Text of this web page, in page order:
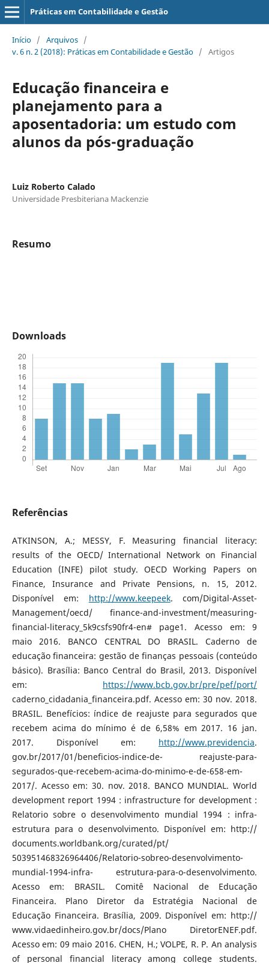
Práticas em Contabilidade e Gestão
Início / Arquivos /
v. 6 n. 2 (2018): Práticas em Contabilidade e Gestão / Artigos
Educação financeira e
planejamento para a
aposentadoria: um estudo com
alunos da pós-graduação
Luiz Roberto Calado
Universidade Presbiteriana Mackenzie
Resumo
Downloads
Referências
ATKINSON, A.; MESSY, F. Measuring financial literacy:
results of the OECD/ International Network on Financial
Education (INFE) pilot study. OECD Working Papers on
Finance, Insurance and Private Pensions, n. 15, 2012.
Disponível em: http://www.keepeek. com/Digital-Asset-
Management/oecd/ finance-and-investment/measuring-
financial-literacy_5k9csfs90fr4-en# page1. Acesso em: 9
maio 2016. BANCO CENTRAL DO BRASIL. Caderno de
educação financeira: gestão de finanças pessoais (conteúdo
básico). Brasília: Banco Central do Brasil, 2013. Disponível
em: https://www.bcb.gov.br/pre/pef/port/
caderno_cidadania_financeira.pdf. Acesso em: 30 nov. 2018.
BRASIL. Benefícios: índice de reajuste para segurados que
recebem acima do mínimo é de 6,58% em 2017. 16 jan.
2017. Disponível em: http://www.previdencia.
gov.br/2017/01/beneficios-indice-de- reajuste-para-
segurados-que-recebem-acima-do-minimo-e-de-658-em-
2017/. Acesso em: 30. nov. 2018. BANCO MUNDIAL. World
development report 1994 : infrastructure for development :
Relatorio sobre o desenvolvimento mundial 1994 : infra-
estrutura para o desenvolvimento. Disponível em: http://
documents.worldbank.org/curated/pt/
503951468326964406/Relatorio-sobreo-desenvolvimento-
mundial-1994-infra- estrutura-para-o-desenvolvimento.
Acesso em: BRASIL. Comitê Nacional de Educação
Financeira. Plano Diretor da Estratégia Nacional de
Educação Financeira. Brasília, 2009. Disponível em: http://
www.vidaedinheiro.gov.br/docs/Plano DiretorENEF.pdf.
Acesso em: 09 maio 2016. CHEN, H.; VOLPE, R. P. An analysis
of personal financial literacy among college students.